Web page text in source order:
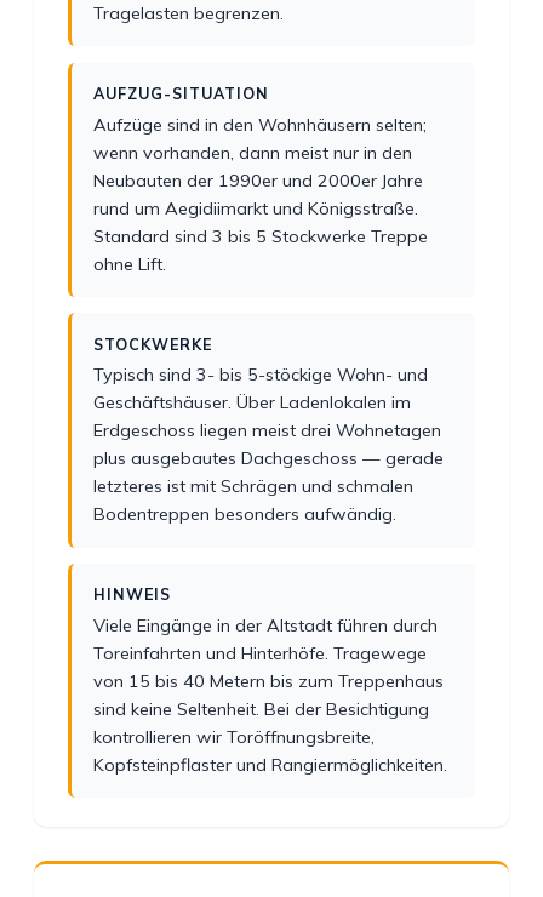
Tragelasten begrenzen.
AUFZUG-SITUATION
Aufzüge sind in den Wohnhäusern selten;
wenn vorhanden, dann meist nur in den
Neubauten der 1990er und 2000er Jahre
rund um Aegidiimarkt und Königsstraße.
Standard sind 3 bis 5 Stockwerke Treppe
ohne Lift.
STOCKWERKE
Typisch sind 3- bis 5-stöckige Wohn- und
Geschäftshäuser. Über Ladenlokalen im
Erdgeschoss liegen meist drei Wohnetagen
plus ausgebautes Dachgeschoss — gerade
letzteres ist mit Schrägen und schmalen
Bodentreppen besonders aufwändig.
HINWEIS
Viele Eingänge in der Altstadt führen durch
Toreinfahrten und Hinterhöfe. Tragewege
von 15 bis 40 Metern bis zum Treppenhaus
sind keine Seltenheit. Bei der Besichtigung
kontrollieren wir Toröffnungsbreite,
Kopfsteinpflaster und Rangiermöglichkeiten.